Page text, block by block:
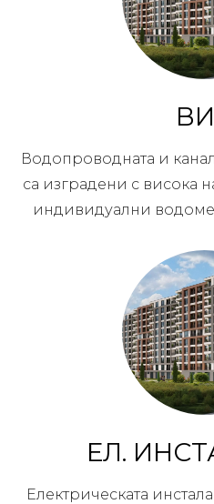
Водопроводната и
са изградени с висока
индивидуални
ЕЛ.
Електрическата